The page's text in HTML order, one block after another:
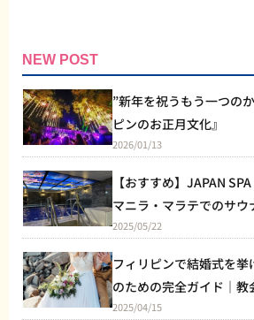
NEW POST
”新年を祝うもう一つの
ピンのお正月文化』
2026/01/13
【おすすめ】JAPAN
マニラ・マラテでのサウ
2025/05/22
フィリピンで結婚式を
のための完全ガイド｜教
リゾート婚まで
2025/04/15